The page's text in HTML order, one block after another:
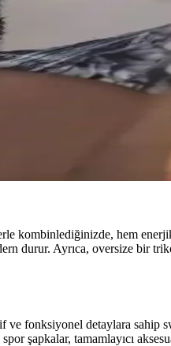
imkanı sağlıyor ve
kullanıcılar estetik ve
gibi özelliklerle boyutlar ayrılır,
kombinlediğinizde, hem
durur. Ayrıca, oversize bir
ve fonksiyonel detaylara sahip
şapkalar, tamamlayıcı